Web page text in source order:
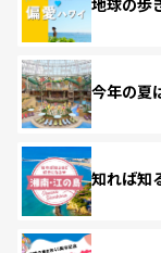
地球の歩
今年の夏
知れば知